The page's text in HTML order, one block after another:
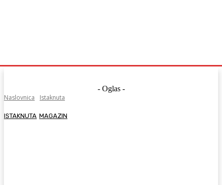
- Oglas -
Naslovnica
Istaknuta
ISTAKNUTA MAGAZIN